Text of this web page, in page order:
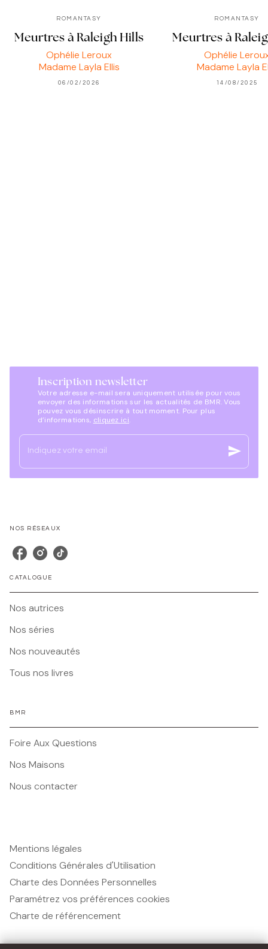
ROMANTASY
Meurtres à Raleigh Hills
Ophélie Leroux
Madame Layla Ellis
06/02/2026
ROMANTASY
Meurtres à
Ophélie
Madame Layla
14/08/2025
Inscription newsletter
Votre adresse e-mail sera uniquement utilisée pour vous
envoyer des informations sur les actualités de BMR. Vous
pouvez vous désinscrire à tout moment. Pour plus
d’informations, cliquez ici.
Indiquez votre email send
NOS RÉSEAUX
CATALOGUE
Nos autrices
Nos séries
Nos nouveautés
Tous nos livres
BMR
Foire Aux Questions
Nos Maisons
Nous contacter
Mentions légales
Conditions Générales d'Utilisation
Charte des Données Personnelles
Paramétrez vos préférences cookies
Charte de référencement